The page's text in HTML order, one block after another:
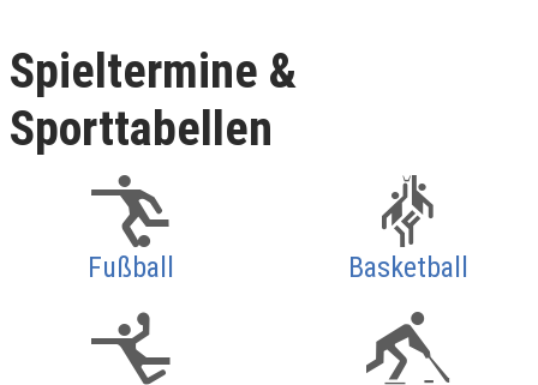
Spieltermine &
Sporttabellen
Fußball Basketball